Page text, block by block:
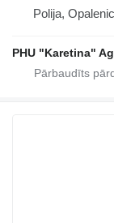
Polija,
PHU "Karetina"